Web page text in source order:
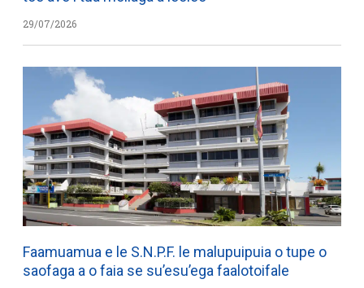
29/07/2026
Faamuamua e le S.N.P.F. le malupuipuia o tupe o
saofaga a o faia se su’esu’ega faalotoifale